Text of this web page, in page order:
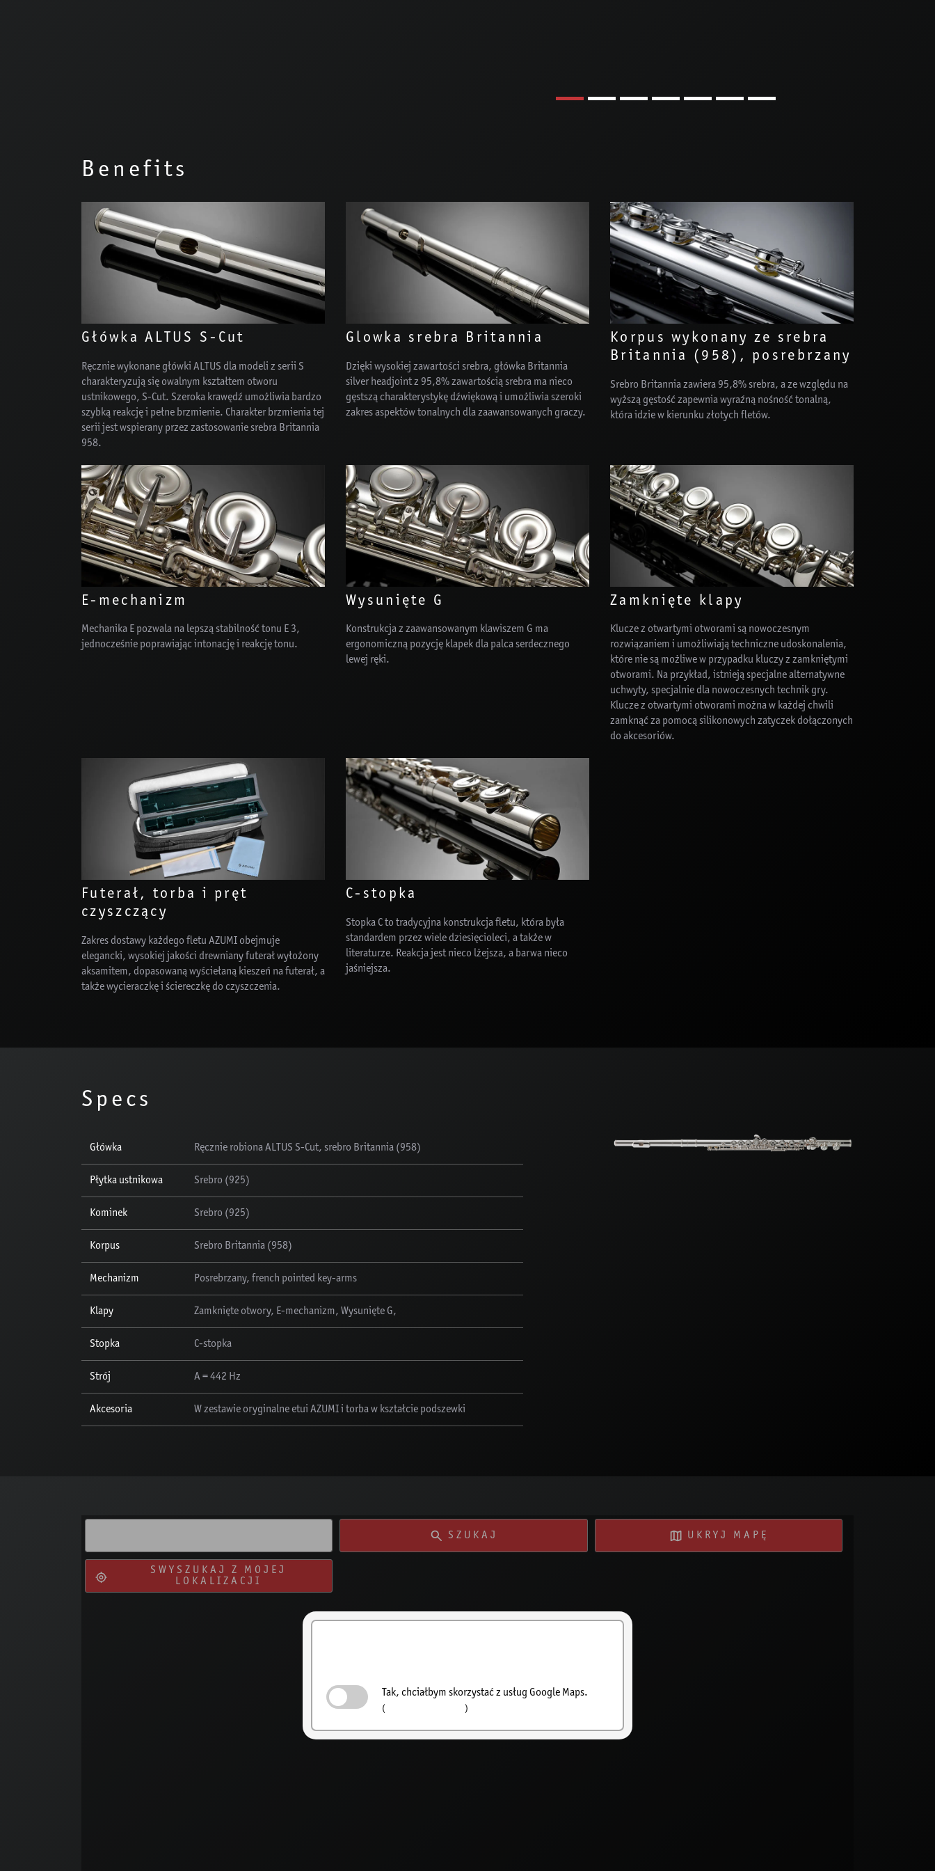
Benefits
Główka ALTUS S-Cut
Ręcznie wykonane główki ALTUS dla modeli z serii S
charakteryzują się owalnym kształtem otworu
ustnikowego, S-Cut. Szeroka krawędź umożliwia bardzo
szybką reakcję i pełne brzmienie. Charakter brzmienia tej
serii jest wspierany przez zastosowanie srebra Britannia
958.
Glowka srebra Britannia
Dzięki wysokiej zawartości srebra, główka Britannia
silver headjoint z 95,8% zawartością srebra ma nieco
gęstszą charakterystykę dźwiękową i umożliwia szeroki
zakres aspektów tonalnych dla zaawansowanych graczy.
Korpus wykonany ze srebra
Britannia (958), posrebrzany
Srebro Britannia zawiera 95,8% srebra, a ze względu na
wyższą gęstość zapewnia wyraźną nośność tonalną,
która idzie w kierunku złotych fletów.
E-mechanizm
Mechanika E pozwala na lepszą stabilność tonu E 3,
jednocześnie poprawiając intonację i reakcję tonu.
Wysunięte G
Konstrukcja z zaawansowanym klawiszem G ma
ergonomiczną pozycję klapek dla palca serdecznego
lewej ręki.
Zamknięte klapy
Klucze z otwartymi otworami są nowoczesnym
rozwiązaniem i umożliwiają techniczne udoskonalenia,
które nie są możliwe w przypadku kluczy z zamkniętymi
otworami. Na przykład, istnieją specjalne alternatywne
uchwyty, specjalnie dla nowoczesnych technik gry.
Klucze z otwartymi otworami można w każdej chwili
zamknąć za pomocą silikonowych zatyczek dołączonych
do akcesoriów.
Futerał, torba i pręt
czyszczący
Zakres dostawy każdego fletu AZUMI obejmuje
elegancki, wysokiej jakości drewniany futerał wyłożony
aksamitem, dopasowaną wyściełaną kieszeń na futerał, a
także wycieraczkę i ściereczkę do czyszczenia.
C-stopka
Stopka C to tradycyjna konstrukcja fletu, która była
standardem przez wiele dziesięcioleci, a także w
literaturze. Reakcja jest nieco lżejsza, a barwa nieco
jaśniejsza.
Specs
Główka Ręcznie robiona ALTUS S-Cut, srebro Britannia (958)
Płytka ustnikowa Srebro (925)
Kominek Srebro (925)
Korpus Srebro Britannia (958)
Mechanizm Posrebrzany, french pointed key-arms
Klapy Zamknięte otwory, E-mechanizm, Wysunięte G,
Stopka C-stopka
Strój A = 442 Hz
Akcesoria W zestawie oryginalne etui AZUMI i torba w kształcie podszewki
Tak, chciałbym skorzystać z usług Google Maps.
( )
SZUKAJ UKRYJ MAPĘ
SWYSZUKAJ Z MOJEJ
LOKALIZACJI